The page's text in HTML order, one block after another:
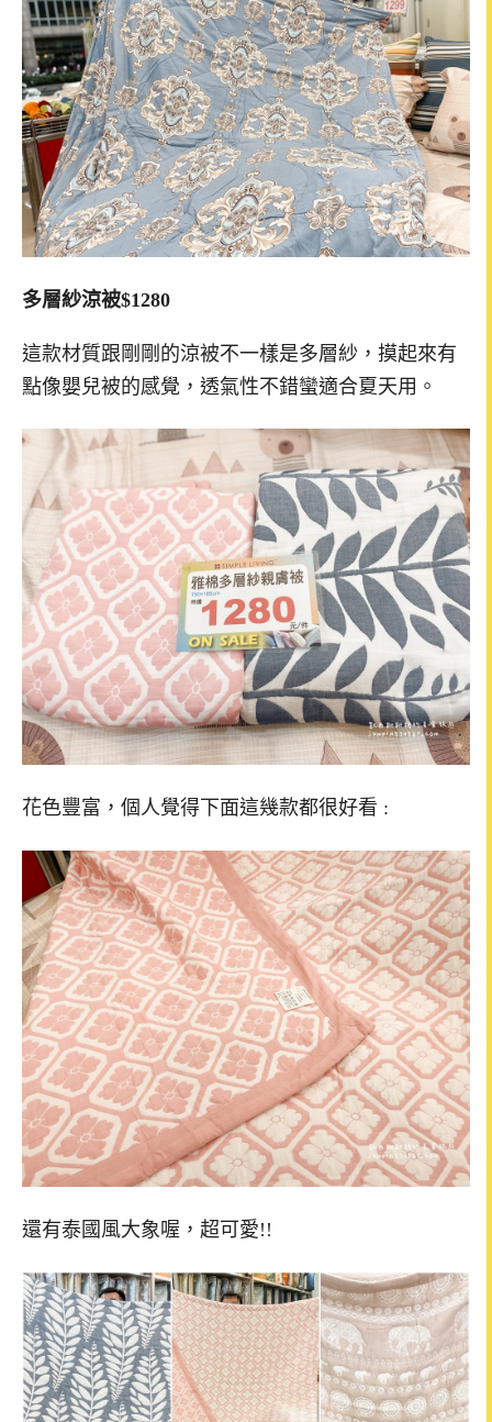
多層紗涼被$1280
這款材質跟剛剛的涼被不一樣是多層紗，摸起來有
點像嬰兒被的感覺，透氣性不錯蠻適合夏天用。
花色豐富，個人覺得下面這幾款都很好看 :
還有泰國風大象喔，超可愛!!